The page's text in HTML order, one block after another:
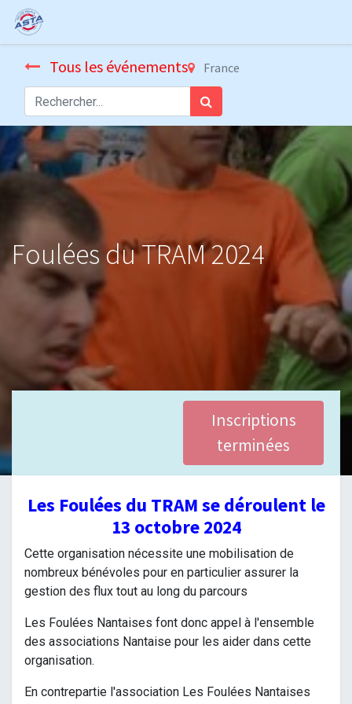
Tous les événements France
Foulées du TRAM 2024
Inscriptions
terminées
Les Foulées du TRAM se déroulent le
13 octobre 2024
Cette organisation nécessite une mobilisation de
nombreux bénévoles pour en particulier assurer la
gestion des flux tout au long du parcours
Les Foulées Nantaises font donc appel à l'ensemble
des associations Nantaise pour les aider dans cette
organisation.
En contrepartie l'association Les Foulées Nantaises